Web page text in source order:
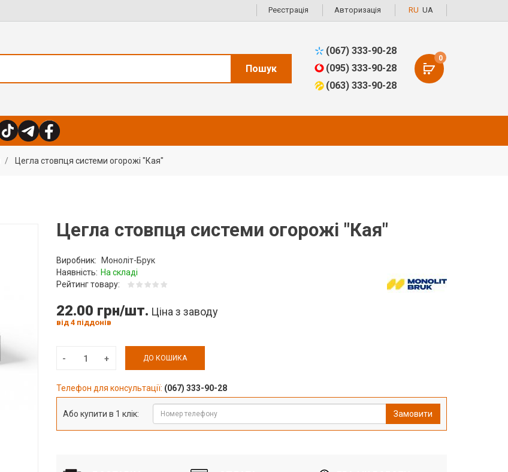
Реєстрація Авторизація RU UA
Пошук
(067) 333-90-28
(095) 333-90-28
(063) 333-90-28
0
Цегла стовпця cистеми огорожі "Кая"
Цегла стовпця cистеми огорожі "Кая"
Виробник:
Моноліт-Брук
Наявність: На складі
Рейтинг товару:
22.00 грн/шт. Ціна з заводу
від 4 піддонів
ДО КОШИКА
Телефон для консультації: (067) 333-90-28
Або купити в 1 клік: Замовити